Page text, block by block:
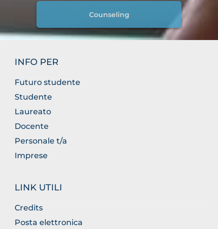
Counseling
INFO PER
Futuro studente
Studente
Laureato
Docente
Personale t/a
Imprese
LINK UTILI
Credits
Posta elettronica